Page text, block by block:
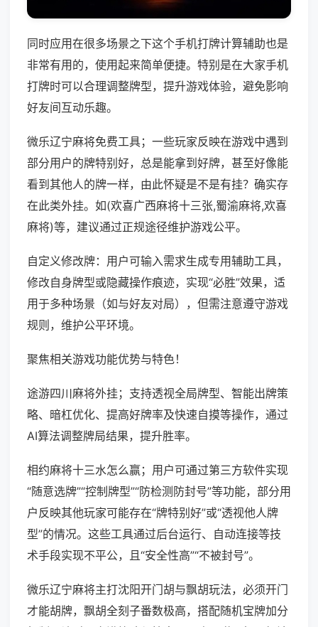
同时应用在很多场景之下这个手机打牌计算辅助也是
非常有用的，使用起来简单便捷。特别是在大家手机
打牌时可以合理调整牌型，提升游戏体验，避免影响
好友间互动乐趣。
微乐辽宁麻将免费工具；一些玩家反映在游戏中遇到
部分用户的牌特别好，总是能拿到好牌，甚至好像能
看到其他人的牌一样，由此怀疑是不是有挂？确实存
在此类外挂。如(欢喜广西麻将十三张,蜀渝麻将,欢喜
麻将)等，建议通过正规途径维护游戏公平。
自定义修改牌：用户可输入需求生成专用辅助工具，
修改自身牌型或隐藏操作痕迹，实现“必胜”效果，适
用于多种场景（如与好友对局），但需注意遵守游戏
规则，维护公平环境。
聚焦相关游戏功能优势与特色！
途游四川麻将外挂；支持透视全局牌型、智能出牌策
略、暗杠优化、提高好牌率及快速自摸等操作，通过
AI算法调整牌局结果，提升胜率。
相约麻将十三水怎么赢；用户可通过第三方软件实现
“随意选牌”“控制牌型”“防检测防封号”等功能，部分用
户反映其他玩家可能存在“牌特别好”或“透视他人牌
型”的情况。这些工具通过后台运行、自动连接等技
术手段实现不平公，且“安全性高”“不被封号”。
微乐辽宁麻将主打沈阳开门胡与飘胡玩法，必须开门
才能胡牌，飘胡全刻子番数极高，搭配随机宝牌加分